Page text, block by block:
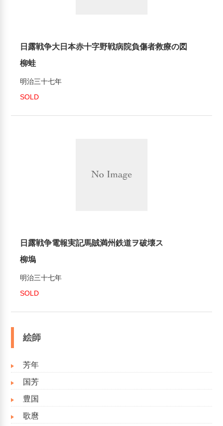
日露戦争大日本赤十字野戦病院負傷者救療の図
柳蛙
明治三十七年
SOLD
日露戦争電報実記馬賊満州鉄道ヲ破壊ス
柳塢
明治三十七年
SOLD
絵師
芳年
国芳
豊国
歌麿